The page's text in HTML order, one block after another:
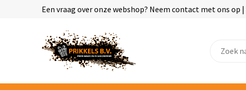
Een vraag over onze webshop? Neem contact met ons op